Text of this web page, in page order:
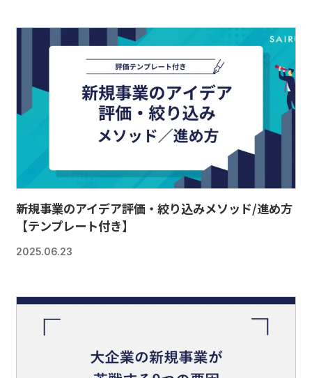
新規事業のアイデア評価・絞り込みメソッド/進め方
【テンプレート付き】
2025.06.23